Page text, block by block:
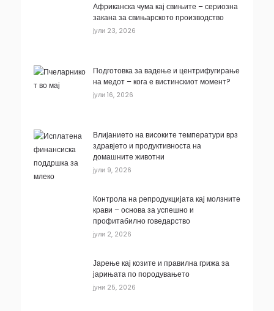
Африканска чума кај свињите – сериозна
закана за свињарското производство
јули 23, 2026
Подготовка за вадење и центрифугирање
на медот – кога е вистинскиот момент?
јули 16, 2026
Влијанието на високите температури врз
здравјето и продуктивноста на
домашните животни
јули 9, 2026
Контрола на репродукцијата кај молзните
крави – основа за успешно и
профитабилно говедарство
јули 2, 2026
Јарење кај козите и правилна грижа за
јарињата по породувањето
јуни 25, 2026